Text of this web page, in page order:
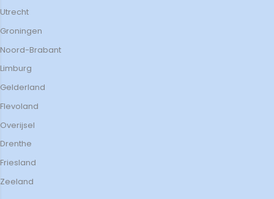
Utrecht
Groningen
Noord-Brabant
Limburg
Gelderland
Flevoland
Overijsel
Drenthe
Friesland
Zeeland